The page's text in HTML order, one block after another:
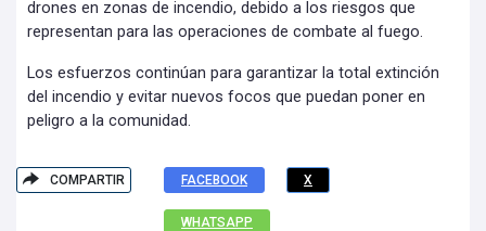
drones en zonas de incendio, debido a los riesgos que
representan para las operaciones de combate al fuego.
Los esfuerzos continúan para garantizar la total extinción
del incendio y evitar nuevos focos que puedan poner en
peligro a la comunidad.
COMPARTIR FACEBOOK X
WHATSAPP